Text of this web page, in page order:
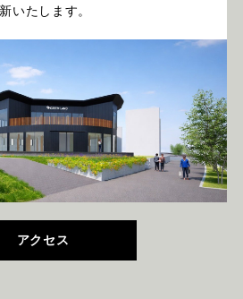
いたします。
アクセス